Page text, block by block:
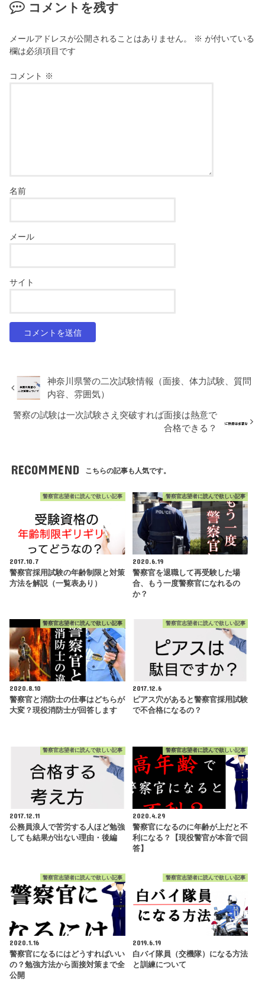
コメントを残す
メールアドレスが公開されることはありません。 ※ が付いている
欄は必須項目です
コメント ※
名前
メール
サイト
神奈川県警の二次試験情報（面接、体力試験、質問
内容、雰囲気）
警察の試験は一次試験さえ突破すれば面接は熱意で
合格できる？
RECOMMEND こちらの記事も人気です。
警察官志望者に読んで欲しい記事
2017.10.7
警察官採用試験の年齢制限と対策
方法を解説（一覧表あり）
警察官志望者に読んで欲しい記事
2020.6.19
警察官を退職して再受験した場
合、もう一度警察官になれるの
か？
警察官志望者に読んで欲しい記事
2020.8.10
警察官と消防士の仕事はどちらが
大変？現役消防士が回答します
警察官志望者に読んで欲しい記事
2017.12.6
ピアス穴があると警察官採用試験
で不合格になるの？
警察官志望者に読んで欲しい記事
2017.12.11
公務員浪人で苦労する人ほど勉強
しても結果が出ない理由・後編
警察官志望者に読んで欲しい記事
2020.4.29
警察官になるのに年齢が上だと不
利になる？【現役警官が本音で回
答】
警察官志望者に読んで欲しい記事
2020.1.16
警察官になるにはどうすればいい
の？勉強方法から面接対策まで全
公開
警察官志望者に読んで欲しい記事
2019.6.19
白バイ隊員（交機隊）になる方法
と訓練について